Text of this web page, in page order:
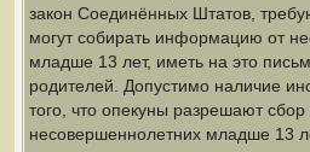
закон Соединённых Штатов,
могут собирать информацию от
младше 13 лет, иметь на это
родителей. Допустимо наличие
того, что опекуны разрешают
несовершеннолетних младше 13